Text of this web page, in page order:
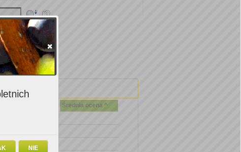
Średnia ocena ^
NIE